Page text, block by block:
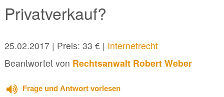
Privatverkauf?
25.02.2017| Preis: 33 € | Internetrecht
Beantwortet von Rechtsanwalt Robert Weber
Frage und Antwort vorlesen